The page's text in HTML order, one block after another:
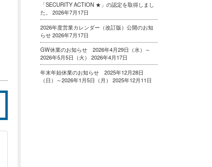
「SECURITY ACTION ★」の認定を取得しまし
た。
2026年7月17日
2026年度営業カレンダー（改訂版）公開のお知
らせ 2026年7月17日
GW休業のお知らせ 2026年4月29日（水）～
2026年5月5日（火）
2026年4月17日
年末年始休業のお知らせ 2025年12月28日
（日）～2026年1月5日（月）
2025年12月11日